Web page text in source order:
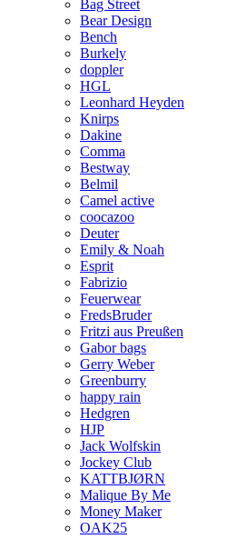
Bag Street
Bear Design
Bench
Burkely
doppler
HGL
Leonhard Heyden
Knirps
Dakine
Comma
Bestway
Belmil
Camel active
coocazoo
Deuter
Emily & Noah
Esprit
Fabrizio
Feuerwear
FredsBruder
Fritzi aus Preußen
Gabor bags
Gerry Weber
Greenburry
happy rain
Hedgren
HJP
Jack Wolfskin
Jockey Club
KATTBJØRN
Malique By Me
Money Maker
OAK25